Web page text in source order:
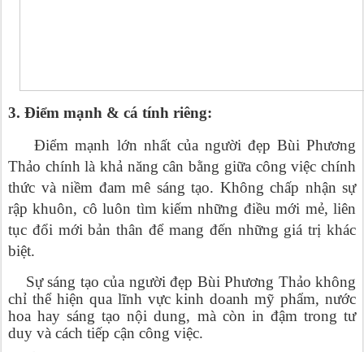
3. Điểm mạnh & cá tính riêng:
Điểm mạnh lớn nhất của người đẹp Bùi Phương
Thảo chính là khả năng cân bằng giữa công việc chính
thức và niềm đam mê sáng tạo. Không chấp nhận sự
rập khuôn, cô luôn tìm kiếm những điều mới mẻ, liên
tục đổi mới bản thân để mang đến những giá trị khác
biệt.
Sự sáng tạo của người đẹp Bùi Phương Thảo không
chỉ thể hiện qua lĩnh vực kinh doanh mỹ phẩm, nước
hoa hay sáng tạo nội dung, mà còn in đậm trong tư
duy và cách tiếp cận công việc.